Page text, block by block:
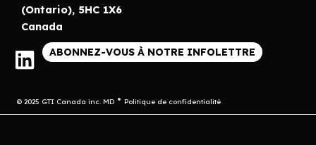
(Ontario), 5HC 1X6
Canada
ABONNEZ-VOUS À NOTRE INFOLETTRE
© 2025 GTI Canada inc. MD Politique de confidentialité